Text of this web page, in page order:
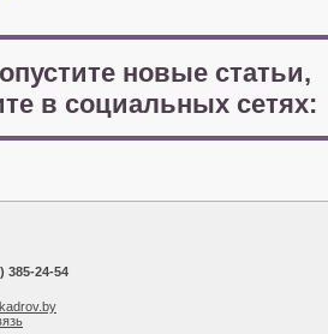
новые статьи,
в социальных сетях:
385-24-54